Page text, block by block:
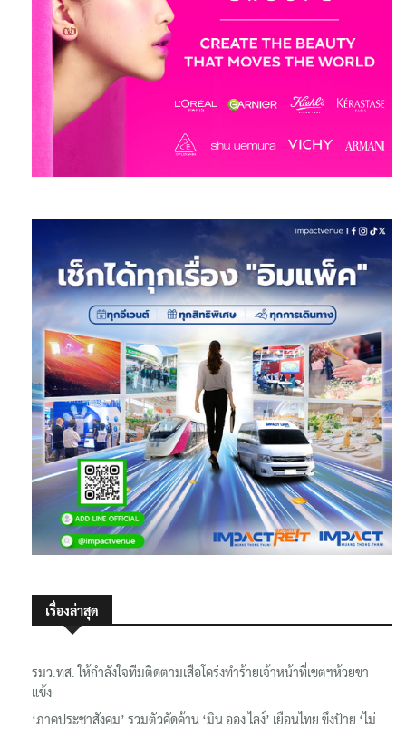
เรื่องล่าสุด
รมว.ทส. ให้กำลังใจทีมติดตามเสือโคร่งทำร้ายเจ้าหน้าที่เขตฯห้วยขา
แข้ง
‘ภาคประชาสังคม’ รวมตัวคัดค้าน ‘มิน ออง ไลง์’ เยือนไทย ขึงป้าย ‘ไม่